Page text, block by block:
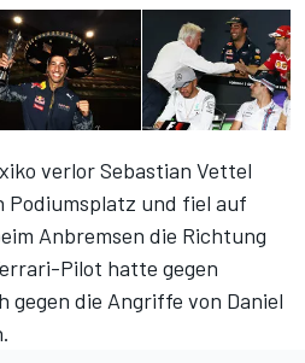
verlor Sebastian Vettel
Podiumsplatz und fiel auf
Anbremsen die Richtung
Pilot hatte gegen
gegen die Angriffe von Daniel